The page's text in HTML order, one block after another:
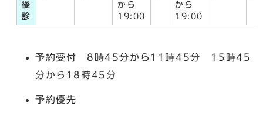
後
診
から
19:00
から
19:00
予約受付 8時45分から11時45分 15時45
分から18時45分
予約優先